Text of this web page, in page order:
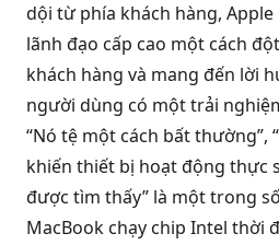
dội từ phía khách hàng,
lãnh đạo cấp cao một cách
khách hàng và mang đến lời
người dùng có một trải
“Nó tệ một cách bất thường”,
khiến thiết bị hoạt động thực
được tìm thấy” là một trong
MacBook chạy chip Intel thời